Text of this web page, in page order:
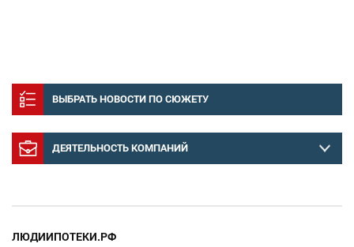
ВЫБРАТЬ НОВОСТИ ПО СЮЖЕТУ
ДЕЯТЕЛЬНОСТЬ КОМПАНИЙ
ЛЮДИИПОТЕКИ.РФ